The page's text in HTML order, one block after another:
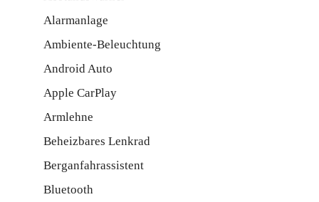
Alarmanlage
Ambiente-Beleuchtung
Android Auto
Apple CarPlay
Armlehne
Beheizbares Lenkrad
Berganfahrassistent
Bluetooth